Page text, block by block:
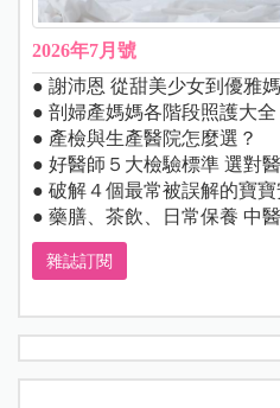
2026年7月號
● 謝沛恩 從甜美少女到優雅
● 剖婦產媽媽各階段照護大全
● 產檢與生產醫院怎麼選？
● 好醫師５大檢驗標準 選對
● 破解４個最常被誤解的寶
● 藥膳、茶飲、日常保養 中
雜誌訂閱